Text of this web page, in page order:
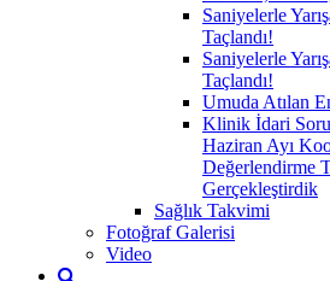
Saniyelerle
Taçlandı!
Saniyelerle
Taçlandı!
Umuda Atılan
Klinik İdari
Haziran Ayı
Değerlendirme
Gerçekleştirdik
Sağlık Takvimi
Fotoğraf Galerisi
Video